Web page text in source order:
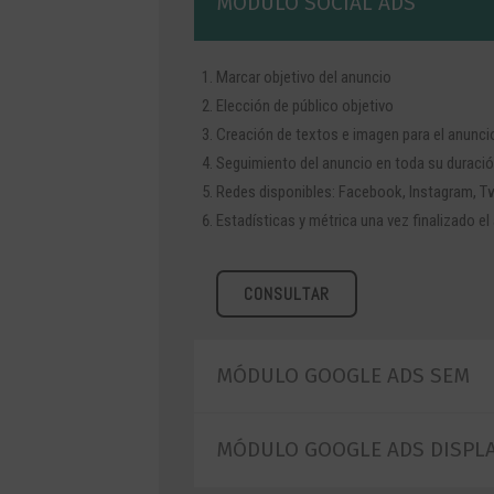
Marcar objetivo del anuncio
Elección de público objetivo
Creación de textos e imagen para el
Seguimiento del anuncio en toda su
Redes disponibles: Facebook, Instagram,
Estadísticas y métrica una vez finalizado el
CONSULTAR
MÓDULO GOOGLE ADS SEM
MÓDULO GOOGLE ADS